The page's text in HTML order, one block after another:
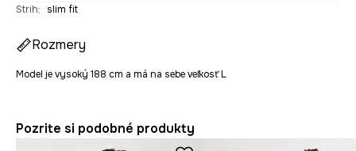
Strih: slim fit
Rozmery
Model je vysoký 188 cm a má na sebe veľkosť L
Pozrite si podobné produkty